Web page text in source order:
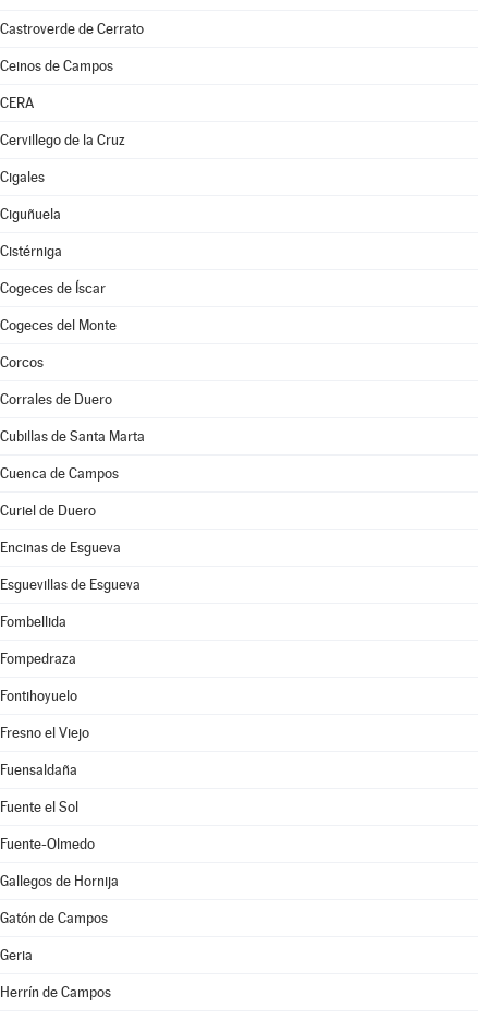
Castroverde de Cerrato
Ceinos de Campos
CERA
Cervillego de la Cruz
Cigales
Ciguñuela
Cistérniga
Cogeces de Íscar
Cogeces del Monte
Corcos
Corrales de Duero
Cubillas de Santa Marta
Cuenca de Campos
Curiel de Duero
Encinas de Esgueva
Esguevillas de Esgueva
Fombellida
Fompedraza
Fontihoyuelo
Fresno el Viejo
Fuensaldaña
Fuente el Sol
Fuente-Olmedo
Gallegos de Hornija
Gatón de Campos
Geria
Herrín de Campos